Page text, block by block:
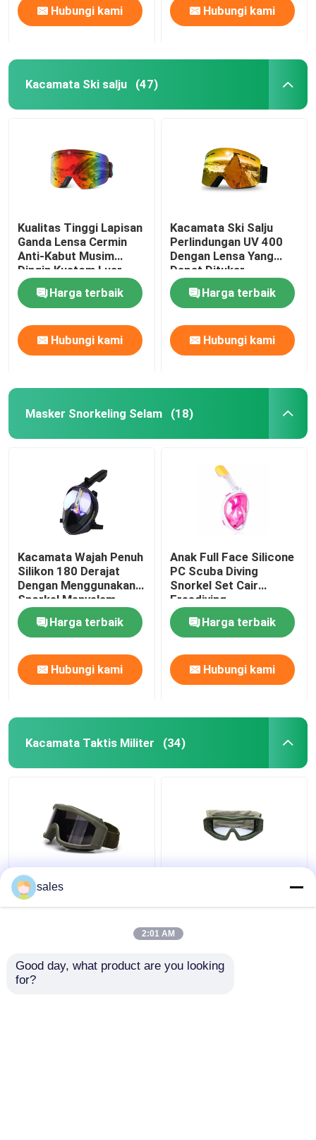
Hubungi kami Hubungi kami
Kacamata Ski salju (47)
Kualitas Tinggi Lapisan
Ganda Lensa Cermin
Anti-Kabut Musim
Dingin Kustom Luar
Ruangan Salju Olahraga
Snowboard Olahraga
Kacamata Kacamata
Ski
Harga terbaik
Hubungi kami
Kacamata Ski Salju
Perlindungan UV 400
Dengan Lensa Yang
Dapat Ditukar
Harga terbaik
Hubungi kami
Masker Snorkeling Selam (18)
Kacamata Wajah Penuh
Silikon 180 Derajat
Dengan Menggunakan
Snorkel Menyelam
Harga terbaik
Hubungi kami
Anak Full Face Silicone
PC Scuba Diving
Snorkel Set Cair
Freediving
Harga terbaik
Hubungi kami
Kacamata Taktis Militer (34)
Anti Fog Lens Militer
Taktis Goggles UV
Menembak / Berburu
sales
2:01 AM
Good day, what product are you looking
for?